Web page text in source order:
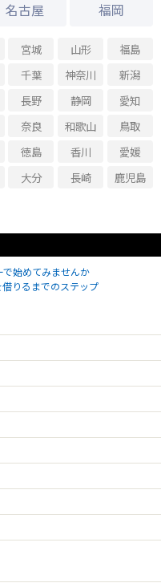
名古屋 福岡
宮城 山形
福島
千葉 神奈川
新潟
長野 静岡
愛知
奈良 和歌山
鳥取
徳島 香川
愛媛
大分 長崎
鹿児島